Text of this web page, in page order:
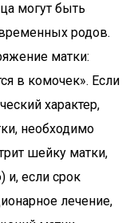
могут быть
родов.
матки:
в комочек». Если
характер,
необходимо
шейку матки,
и, если срок
лечение,